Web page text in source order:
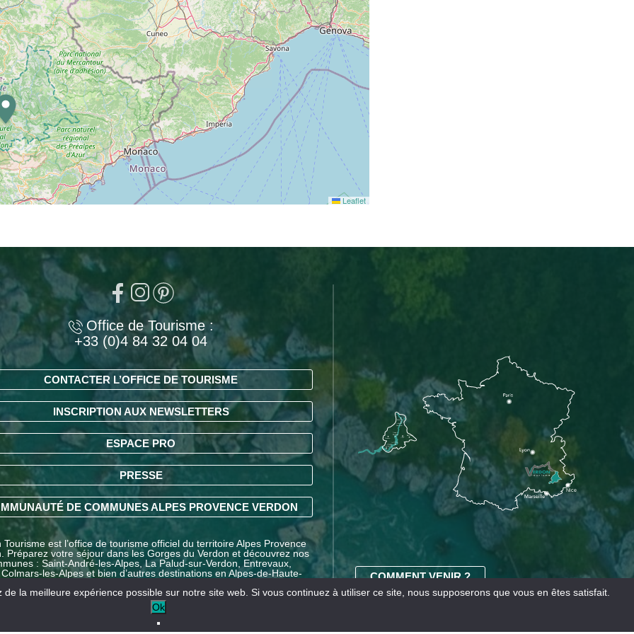
Leaflet
Office de Tourisme :
+33 (0)4 84 32 04 04
CONTACTER L’OFFICE DE TOURISME
INSCRIPTION AUX NEWSLETTERS
ESPACE PRO
PRESSE
DE COMMUNES ALPES PROVENCE VERDON
Tourisme est l’office de tourisme officiel du territoire Alpes Provence
Préparez votre séjour dans les Gorges du Verdon et découvrez nos
: Saint-André-les-Alpes, La Palud-sur-Verdon, Entrevaux,
les-Alpes et bien d’autres destinations en Alpes-de-Haute-
COMMENT VENIR ?
partenaires
la meilleure expérience possible sur notre site web. Si vous continuez à utiliser ce site, nous supposerons que vous en êtes satisfait.
Ok